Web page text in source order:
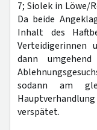
7; Siolek in Löwe/
Da beide
Inhalt des
Verteidigerinnen
dann
sodann am
verspätet.